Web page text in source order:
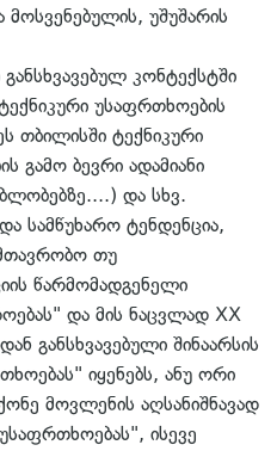
მოსვენებულის, უშუშარის
კონტექსტში
უსაფრთხოების
თბილისში ტექნიკური
გამო ბევრი ადამიანი
და სხვ.
სამწუხარო ტენდენცია,
თუ
წარმომადგენელი
და მის ნაცვლად XX
განსხვავებული შინაარსის
იყენებს, ანუ ორი
მოვლენის აღსანიშნავად
ისევე